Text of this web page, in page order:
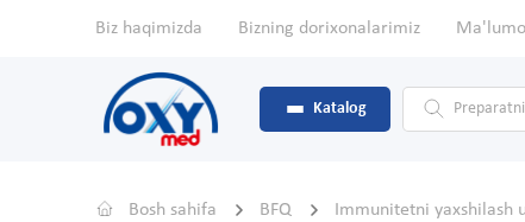
Biz haqimizda Bizning dorixonalarimiz
Katalog
Bosh sahifa BFQ Immunitetni yaxshilash